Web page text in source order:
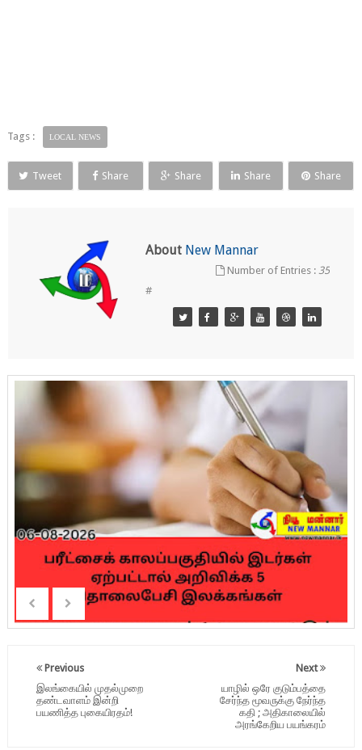
Tags : LOCAL NEWS
Tweet Share Share Share Share
About New Mannar
Number of Entries : 35
#
Next
யாழில் ஒரே குடும்பத்தை
சேர்ந்த மூவருக்கு நேர்ந்த
கதி ; அதிகாலையில்
அரங்கேறிய பயங்கரம்
Previous
இலங்கையில் முதல்முறை
தண்டவாளம் இன்றி
பயணித்த புகையிரதம்!